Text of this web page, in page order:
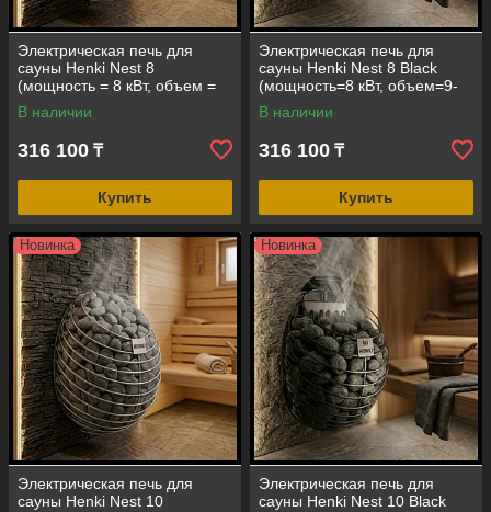
Электрическая печь для
сауны Henki Nest 8
(мощность = 8 кВт, объем =
9-14 м3, под выносной пульт
управления)
В наличии
316 100 ₸
Купить
Электрическая печь для
сауны Henki Nest 8 Black
(мощность=8 кВт, объем=9-
14 м3, под выносной пульт
управления)
В наличии
316 100 ₸
Купить
Новинка
Электрическая печь для
сауны Henki Nest 10
Новинка
Электрическая печь для
сауны Henki Nest 10 Black